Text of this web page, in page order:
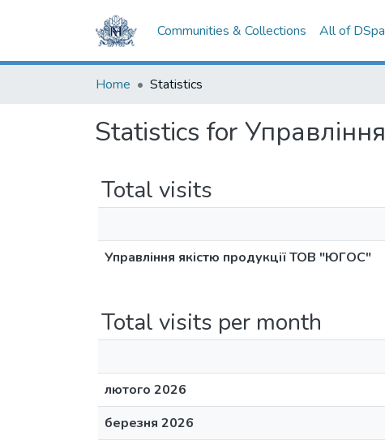
Communities & Collections All of
Home Statistics
Statistics for
Total visits
Управління якістю продукції ТОВ "ЮГОС"
Total visits per month
лютого 2026
березня 2026